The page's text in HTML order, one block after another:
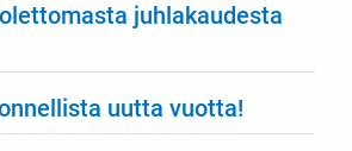
juhlakaudesta
uutta vuotta!